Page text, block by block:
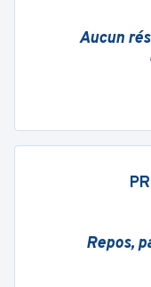
Aucun
Repos,